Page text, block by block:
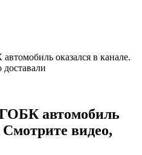
оказался в канале.
доставали
автомобиль
Смотрите видео,